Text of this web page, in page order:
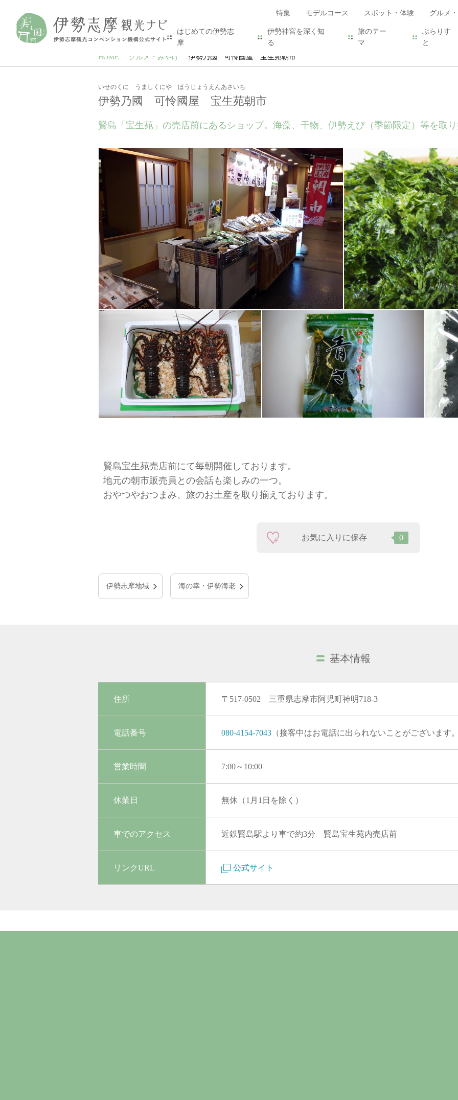
特集 モデルコース スポット・体験 グルメ
はじめての伊勢志
摩
伊勢神宮を深く知
る
旅のテー
マ
ぶらりす
と
HOME
グルメ・みやげ 伊勢乃國 可怜國屋 宝生苑朝市
いせのくに うましくにや ほうじょうえんあさいち
伊勢乃國 可怜國屋 宝生苑朝市
賢島「宝生苑」の売店前にあるショップ。海藻、干物、伊勢えび（季節限定）等を取
賢島宝生苑売店前にて毎朝開催しております。
地元の朝市販売員との会話も楽しみの一つ。
おやつやおつまみ、旅のお土産を取り揃えております。
お気に入りに保存 0
伊勢志摩地域 海の幸・伊勢海老
基本情報
住所 〒517-0502 三重県志摩市阿児町神明718-3
電話番号 080-4154-7043 （接客中はお電話に出られないことがございます
営業時間 7:00～10:00
休業日 無休（1月1日を除く）
車でのアクセス 近鉄賢島駅より車で約3分 賢島宝生苑内売店前
リンクURL 公式サイト